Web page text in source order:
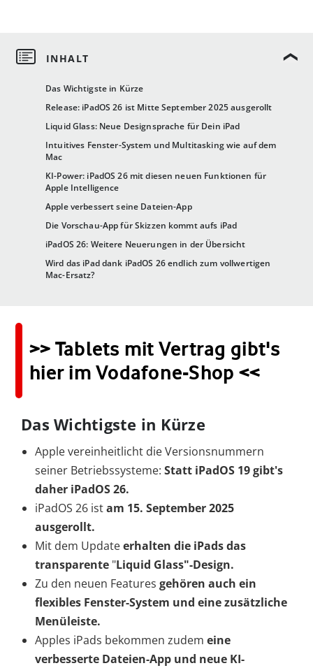
Das Wichtigste in Kürze
Release: iPadOS 26 ist Mitte September 2025 ausgerollt
Liquid Glass: Neue Designsprache für Dein iPad
Intuitives Fenster-System und Multitasking wie auf dem
Mac
KI-Power: iPadOS 26 mit diesen neuen Funktionen für
Apple Intelligence
Apple verbessert seine Dateien-App
Die Vorschau-App für Skizzen kommt aufs iPad
iPadOS 26: Weitere Neuerungen in der Übersicht
Wird das iPad dank iPadOS 26 endlich zum vollwertigen
Mac-Ersatz?
>> Tablets mit Vertrag gibt's
hier im Vodafone-Shop <<
Das Wichtigste in Kürze
Apple vereinheitlicht die Versionsnummern
seiner Betriebssysteme: Statt iPadOS 19gibt's
daher iPadOS 26.
iPadOS 26 istam 15. September 2025
ausgerollt.
Mit dem Updateerhalten die iPads das
transparente "Liquid Glass"-Design.
Zu den neuen Features gehören auch ein
flexibles Fenster-System und eine zusätzliche
Menüleiste.
Apples iPads bekommen zudem eine
verbesserte Dateien-App und neue KI-